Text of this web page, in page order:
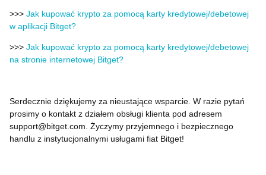
>>> Jak kupować krypto za pomocą karty kredytowej/debetowej
w aplikacji Bitget?
>>> Jak kupować krypto za pomocą karty kredytowej/debetowej
na stronie internetowej Bitget?
Serdecznie dziękujemy za nieustające wsparcie. W razie pytań
prosimy o kontakt z działem obsługi klienta pod adresem
support@bitget.com. Życzymy przyjemnego i bezpiecznego
handlu z instytucjonalnymi usługami fiat Bitget!